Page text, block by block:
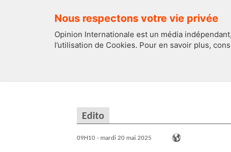
Nous respectons votre vie privée
Opinion Internationale est un média
l’utilisation de Cookies. Pour en savoir plus,
Edito
09H10 - mardi 20 mai 2025